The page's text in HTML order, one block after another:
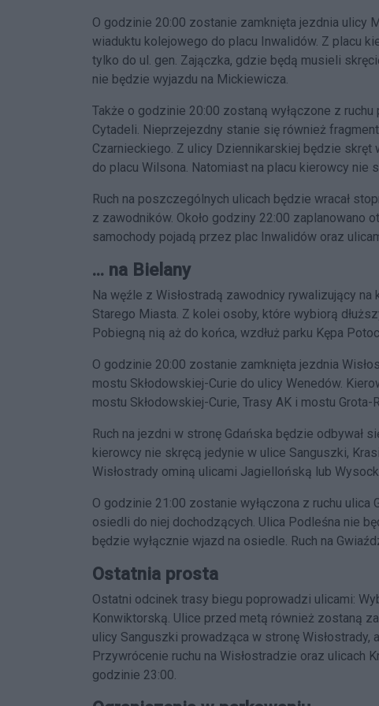
O godzinie 20:00 zostanie zamknięta jezdnia ulicy
wiaduktu kolejowego do placu Inwalidów. Z placu
tylko do ul. gen. Zajączka, gdzie będą musieli
nie będzie wyjazdu na Mickiewicza.
Także o godzinie 20:00 zostaną wyłączone z
Cytadeli. Nieprzejezdny stanie się również
Czarnieckiego. Z ulicy Dziennikarskiej będzie
do placu Wilsona. Natomiast na placu kierowcy nie
Ruch na poszczególnych ulicach będzie wracał
z zawodników. Około godziny 22:00 zaplanowano
samochody pojadą przez plac Inwalidów oraz
... na Bielany
Na węźle z Wisłostradą zawodnicy rywalizujący
Starego Miasta. Z kolei osoby, które wybiorą
Pobiegną nią aż do końca, wzdłuż parku Kępa
O godzinie 20:00 zostanie zamknięta jezdnia
mostu Skłodowskiej-Curie do ulicy Wenedów.
mostu Skłodowskiej-Curie, Trasy AK i mostu Grota-
Ruch na jezdni w stronę Gdańska będzie odbywał
kierowcy nie skręcą jedynie w ulice Sanguszki,
Wisłostrady ominą ulicami Jagiellońską lub
O godzinie 21:00 zostanie wyłączona z ruchu
osiedli do niej dochodzących. Ulica Podleśna nie
będzie wyłącznie wjazd na osiedle. Ruch na
Ostatnia prosta
Ostatni odcinek trasy biegu poprowadzi ulicami:
Konwiktorską. Ulice przed metą również zostaną
ulicy Sanguszki prowadząca w stronę
Przywrócenie ruchu na Wisłostradzie oraz ulicach
godzinie 23:00.